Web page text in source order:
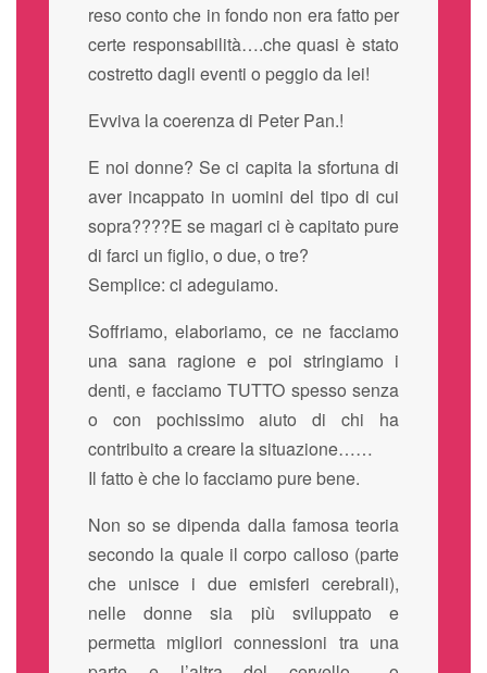
reso conto che in fondo non era fatto per
certe responsabilità….che quasi è stato
costretto dagli eventi o peggio da lei!
Evviva la coerenza di Peter Pan.!
E noi donne? Se ci capita la sfortuna di
aver incappato in uomini del tipo di cui
sopra????E se magari ci è capitato pure
di farci un figlio, o due, o tre?
Semplice: ci adeguiamo.
Soffriamo, elaboriamo, ce ne facciamo
una sana ragione e poi stringiamo i
denti, e facciamo TUTTO spesso senza
o con pochissimo aiuto di chi ha
contribuito a creare la situazione……
Il fatto è che lo facciamo pure bene.
Non so se dipenda dalla famosa teoria
secondo la quale il corpo calloso (parte
che unisce i due emisferi cerebrali),
nelle donne sia più sviluppato e
permetta migliori connessioni tra una